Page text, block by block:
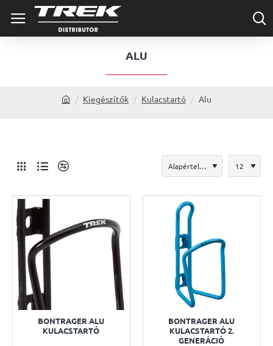
ALU
o
Kiegészítők Kulacstartó Alu
BONTRAGER ALU
KULACSTARTÓ
BONTRAGER ALU
KULACSTARTÓ 2.
GENERÁCIÓ